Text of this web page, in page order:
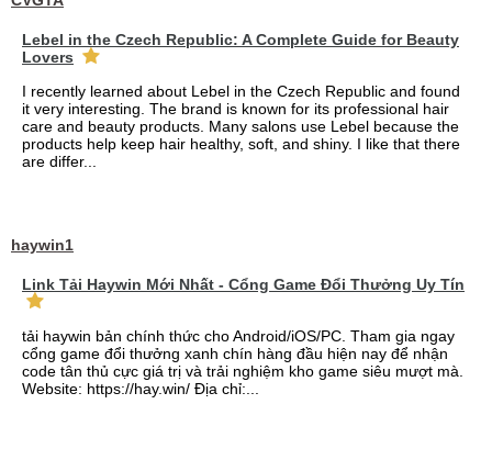
Lebel in the Czech Republic: A Complete Guide for Beauty
Lovers
I recently learned about Lebel in the Czech Republic and found
it very interesting. The brand is known for its professional hair
care and beauty products. Many salons use Lebel because the
products help keep hair healthy, soft, and shiny. I like that there
are differ...
haywin1
Link Tải Haywin Mới Nhất - Cổng Game Đổi Thưởng Uy Tín
tải haywin bản chính thức cho Android/iOS/PC. Tham gia ngay
cổng game đổi thưởng xanh chín hàng đầu hiện nay để nhận
code tân thủ cực giá trị và trải nghiệm kho game siêu mượt mà.
Website: https://hay.win/ Địa chỉ:...